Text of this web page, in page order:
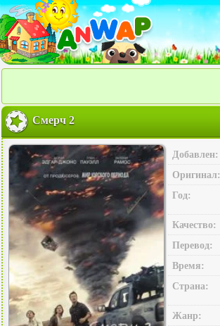
Смерч 2
Добавлен:
Оригинал:
Год:
Качество:
Перевод:
Время:
Страна:
Жанр: